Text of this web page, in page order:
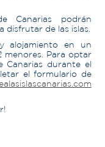
Canarias podrán
disfrutar de las islas.
alojamiento en un
menores. Para optar
Canarias durante el
el formulario de